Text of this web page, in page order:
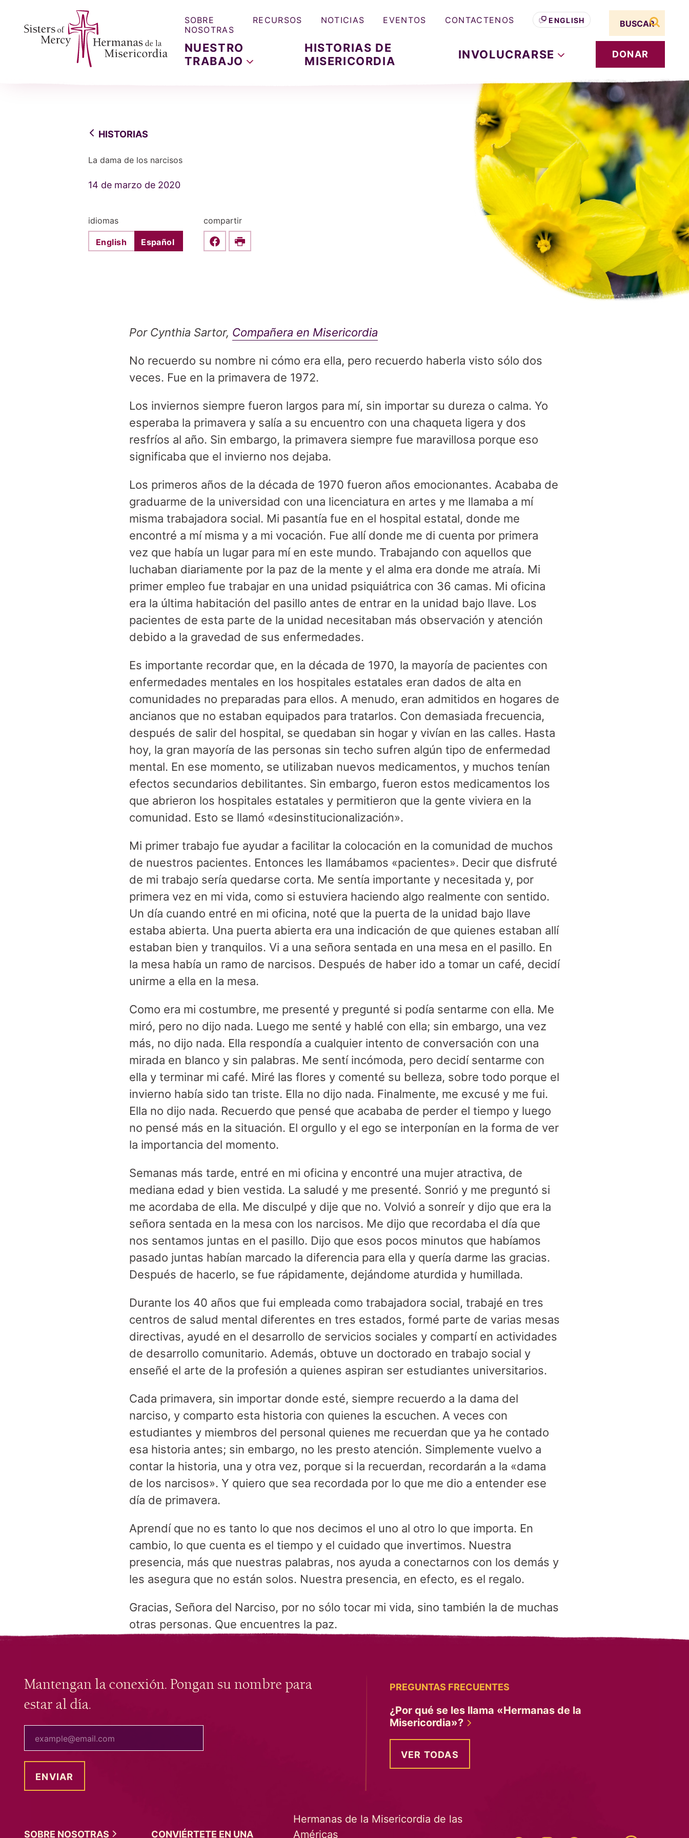
NUESTRO
TRABAJO
HISTORIAS DE
MISERICORDIA
INVOLUCRARSE DONAR
SOBRE
NOSOTRAS
RECURSOS NOTICIAS EVENTOS CONTACTENOS ENGLISH
Search term
buscar
HISTORIAS
La dama de los narcisos
14 de marzo de 2020
idiomas
English Español
compartir
Share this on Facebook
Print
Por Cynthia Sartor, Compañera en Misericordia
No recuerdo su nombre ni cómo era ella, pero recuerdo haberla visto sólo dos
veces. Fue en la primavera de 1972.
Los inviernos siempre fueron largos para mí, sin importar su dureza o calma. Yo
esperaba la primavera y salía a su encuentro con una chaqueta ligera y dos
resfríos al año. Sin embargo, la primavera siempre fue maravillosa porque eso
significaba que el invierno nos dejaba.
Los primeros años de la década de 1970 fueron años emocionantes. Acababa de
graduarme de la universidad con una licenciatura en artes y me llamaba a mí
misma trabajadora social. Mi pasantía fue en el hospital estatal, donde me
encontré a mí misma y a mi vocación. Fue allí donde me di cuenta por primera
vez que había un lugar para mí en este mundo. Trabajando con aquellos que
luchaban diariamente por la paz de la mente y el alma era donde me atraía. Mi
primer empleo fue trabajar en una unidad psiquiátrica con 36 camas. Mi oficina
era la última habitación del pasillo antes de entrar en la unidad bajo llave. Los
pacientes de esta parte de la unidad necesitaban más observación y atención
debido a la gravedad de sus enfermedades.
Es importante recordar que, en la década de 1970, la mayoría de pacientes con
enfermedades mentales en los hospitales estatales eran dados de alta en
comunidades no preparadas para ellos. A menudo, eran admitidos en hogares de
ancianos que no estaban equipados para tratarlos. Con demasiada frecuencia,
después de salir del hospital, se quedaban sin hogar y vivían en las calles. Hasta
hoy, la gran mayoría de las personas sin techo sufren algún tipo de enfermedad
mental. En ese momento, se utilizaban nuevos medicamentos, y muchos tenían
efectos secundarios debilitantes. Sin embargo, fueron estos medicamentos los
que abrieron los hospitales estatales y permitieron que la gente viviera en la
comunidad. Esto se llamó «desinstitucionalización».
Mi primer trabajo fue ayudar a facilitar la colocación en la comunidad de muchos
de nuestros pacientes. Entonces les llamábamos «pacientes». Decir que disfruté
de mi trabajo sería quedarse corta. Me sentía importante y necesitada y, por
primera vez en mi vida, como si estuviera haciendo algo realmente con sentido.
Un día cuando entré en mi oficina, noté que la puerta de la unidad bajo llave
estaba abierta. Una puerta abierta era una indicación de que quienes estaban allí
estaban bien y tranquilos. Vi a una señora sentada en una mesa en el pasillo. En
la mesa había un ramo de narcisos. Después de haber ido a tomar un café, decidí
unirme a ella en la mesa.
Como era mi costumbre, me presenté y pregunté si podía sentarme con ella. Me
miró, pero no dijo nada. Luego me senté y hablé con ella; sin embargo, una vez
más, no dijo nada. Ella respondía a cualquier intento de conversación con una
mirada en blanco y sin palabras. Me sentí incómoda, pero decidí sentarme con
ella y terminar mi café. Miré las flores y comenté su belleza, sobre todo porque el
invierno había sido tan triste. Ella no dijo nada. Finalmente, me excusé y me fui.
Ella no dijo nada. Recuerdo que pensé que acababa de perder el tiempo y luego
no pensé más en la situación. El orgullo y el ego se interponían en la forma de ver
la importancia del momento.
Semanas más tarde, entré en mi oficina y encontré una mujer atractiva, de
mediana edad y bien vestida. La saludé y me presenté. Sonrió y me preguntó si
me acordaba de ella. Me disculpé y dije que no. Volvió a sonreír y dijo que era la
señora sentada en la mesa con los narcisos. Me dijo que recordaba el día que
nos sentamos juntas en el pasillo. Dijo que esos pocos minutos que habíamos
pasado juntas habían marcado la diferencia para ella y quería darme las gracias.
Después de hacerlo, se fue rápidamente, dejándome aturdida y humillada.
Durante los 40 años que fui empleada como trabajadora social, trabajé en tres
centros de salud mental diferentes en tres estados, formé parte de varias mesas
directivas, ayudé en el desarrollo de servicios sociales y compartí en actividades
de desarrollo comunitario. Además, obtuve un doctorado en trabajo social y
enseñé el arte de la profesión a quienes aspiran ser estudiantes universitarios.
Cada primavera, sin importar donde esté, siempre recuerdo a la dama del
narciso, y comparto esta historia con quienes la escuchen. A veces con
estudiantes y miembros del personal quienes me recuerdan que ya he contado
esa historia antes; sin embargo, no les presto atención. Simplemente vuelvo a
contar la historia, una y otra vez, porque si la recuerdan, recordarán a la «dama
de los narcisos». Y quiero que sea recordada por lo que me dio a entender ese
día de primavera.
Aprendí que no es tanto lo que nos decimos el uno al otro lo que importa. En
cambio, lo que cuenta es el tiempo y el cuidado que invertimos. Nuestra
presencia, más que nuestras palabras, nos ayuda a conectarnos con los demás y
les asegura que no están solos. Nuestra presencia, en efecto, es el regalo.
Gracias, Señora del Narciso, por no sólo tocar mi vida, sino también la de muchas
otras personas. Que encuentres la paz.
Mantengan la conexión. Pongan su nombre para
estar al día.
PREGUNTAS FRECUENTES
¿Por qué se les llama «Hermanas de la
Misericordia»?
VER TODAS
SOBRE NOSOTRAS CONVIÉRTETE EN UNA
Hermanas de la Misericordia de las
Américas